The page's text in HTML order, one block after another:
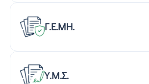
Γ.Ε.ΜΗ.
Υ.Μ.Σ.